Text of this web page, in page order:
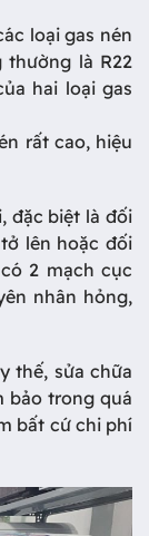
loại gas nén
là R22
hai loại gas
rất cao, hiệu
đặc biệt là đối
lên hoặc đối
2 mạch cục
nhân hỏng,
thế, sửa chữa
bảo trong quá
bất cứ chi phí